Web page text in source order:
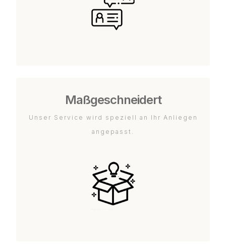
Maßgeschneidert
Unser Service wird speziell an Ihr Anliegen
angepasst.